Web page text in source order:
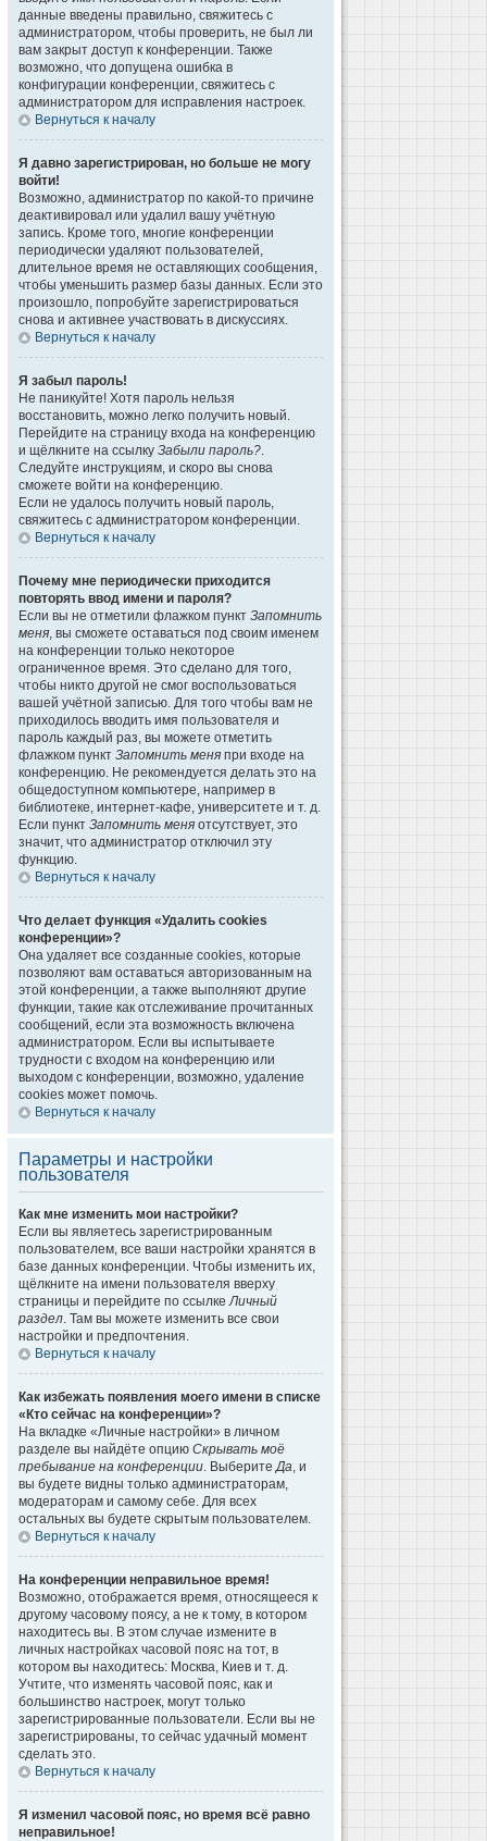
данные введены правильно, свяжитесь с
администратором, чтобы проверить, не был ли
вам закрыт доступ к конференции. Также
возможно, что допущена ошибка в
конфигурации конференции, свяжитесь с
администратором для исправления настроек.
Вернуться к началу
Я давно зарегистрирован, но больше не могу
войти!
Возможно, администратор по какой-то причине
деактивировал или удалил вашу учётную
запись. Кроме того, многие конференции
периодически удаляют пользователей,
длительное время не оставляющих сообщения,
чтобы уменьшить размер базы данных. Если это
произошло, попробуйте зарегистрироваться
снова и активнее участвовать в дискуссиях.
Вернуться к началу
Я забыл пароль!
Не паникуйте! Хотя пароль нельзя
восстановить, можно легко получить новый.
Перейдите на страницу входа на конференцию
и щёлкните на ссылку Забыли пароль?.
Следуйте инструкциям, и скоро вы снова
сможете войти на конференцию.
Если не удалось получить новый пароль,
свяжитесь с администратором конференции.
Вернуться к началу
Почему мне периодически приходится
повторять ввод имени и пароля?
Если вы не отметили флажком пункт Запомнить
меня, вы сможете оставаться под своим именем
на конференции только некоторое
ограниченное время. Это сделано для того,
чтобы никто другой не смог воспользоваться
вашей учётной записью. Для того чтобы вам не
приходилось вводить имя пользователя и
пароль каждый раз, вы можете отметить
флажком пункт Запомнить меня при входе на
конференцию. Не рекомендуется делать это на
общедоступном компьютере, например в
библиотеке, интернет-кафе, университете и т. д.
Если пункт Запомнить меня отсутствует, это
значит, что администратор отключил эту
функцию.
Вернуться к началу
Что делает функция «Удалить cookies
конференции»?
Она удаляет все созданные cookies, которые
позволяют вам оставаться авторизованным на
этой конференции, а также выполняют другие
функции, такие как отслеживание прочитанных
сообщений, если эта возможность включена
администратором. Если вы испытываете
трудности с входом на конференцию или
выходом с конференции, возможно, удаление
cookies может помочь.
Вернуться к началу
Параметры и настройки
пользователя
Как мне изменить мои настройки?
Если вы являетесь зарегистрированным
пользователем, все ваши настройки хранятся в
базе данных конференции. Чтобы изменить их,
щёлкните на имени пользователя вверху
страницы и перейдите по ссылкеЛичный
раздел. Там вы можете изменить все свои
настройки и предпочтения.
Вернуться к началу
Как избежать появления моего имени в списке
«Кто сейчас на конференции»?
На вкладке «Личные настройки» в личном
разделе вы найдёте опцию Скрывать моё
пребывание на конференции. ВыберитеДа, и
вы будете видны только администраторам,
модераторам и самому себе. Для всех
остальных вы будете скрытым пользователем.
Вернуться к началу
На конференции неправильное время!
Возможно, отображается время, относящееся к
другому часовому поясу, а не к тому, в котором
находитесь вы. В этом случае измените в
личных настройках часовой пояс на тот, в
котором вы находитесь: Москва, Киев и т. д.
Учтите, что изменять часовой пояс, как и
большинство настроек, могут только
зарегистрированные пользователи. Если вы не
зарегистрированы, то сейчас удачный момент
сделать это.
Вернуться к началу
Я изменил часовой пояс, но время всё равно
неправильное!